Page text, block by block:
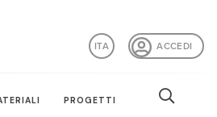
ACCEDI
ITA
PROGETTI